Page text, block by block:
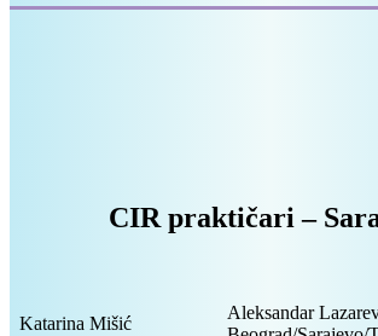
CIR praktičari –
Katarina Mišić
Aleksandar